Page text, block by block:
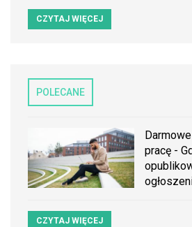
CZYTAJ WIĘCEJ
POLECANE
pracę -
CZYTAJ WIĘCEJ